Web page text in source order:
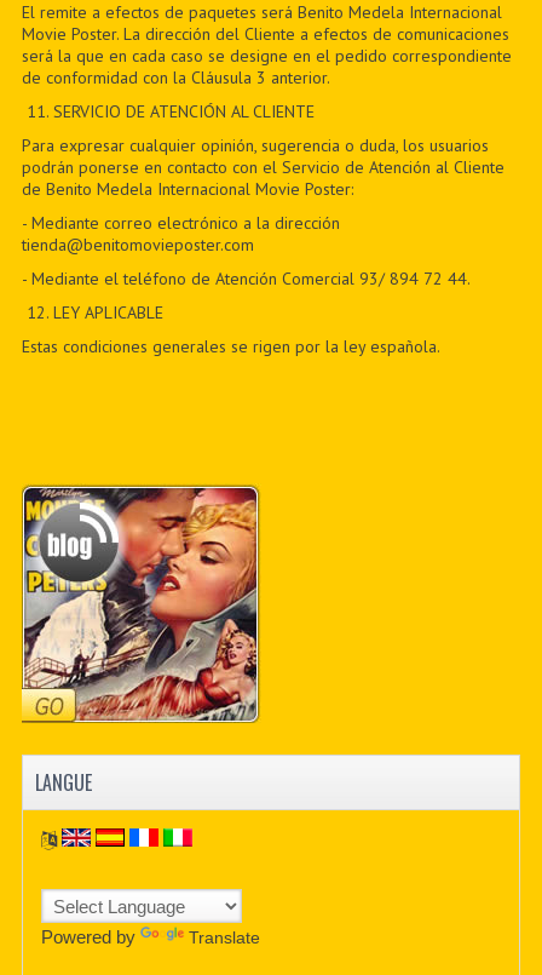
El remite a efectos de paquetes será Benito Medela Internacional
Movie Poster. La dirección del Cliente a efectos de comunicaciones
será la que en cada caso se designe en el pedido correspondiente
de conformidad con la Cláusula 3 anterior.
11. SERVICIO DE ATENCIÓN AL CLIENTE
Para expresar cualquier opinión, sugerencia o duda, los usuarios
podrán ponerse en contacto con el Servicio de Atención al Cliente
de Benito Medela Internacional Movie Poster:
- Mediante correo electrónico a la dirección
tienda@benitomovieposter.com
- Mediante el teléfono de Atención Comercial 93/ 894 72 44.
12. LEY APLICABLE
Estas condiciones generales se rigen por la ley española.
LANGUE
Powered by Translate